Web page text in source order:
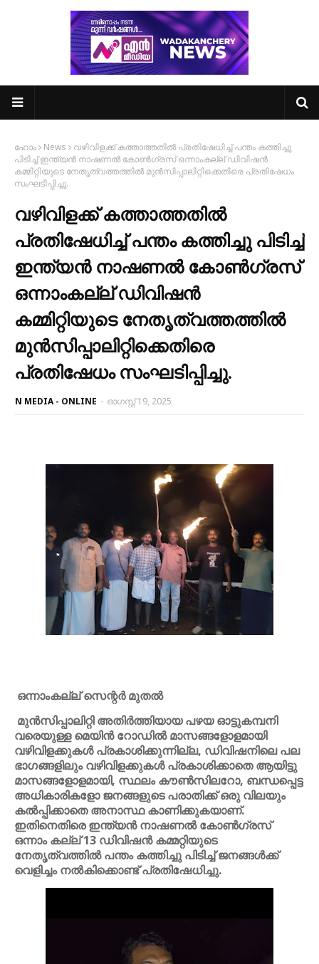
ഹോം News
വഴിവിളക്ക് കത്താത്തതിൽ പ്രതിഷേധിച്ച് പന്തം കത്തിച്ചു
പിടിച്ച് ഇന്ത്യൻ നാഷണൽ കോൺഗ്രസ് ഒന്നാംകല്ല് ഡിവിഷൻ
കമ്മിറ്റിയുടെ നേതൃത്വത്തത്തിൽ മുൻസിപ്പാലിറ്റിക്കെതിരെ പ്രതിഷേധം
സംഘടിപ്പിച്ചു.
വഴിവിളക്ക് കത്താത്തതിൽ
പ്രതിഷേധിച്ച് പന്തം കത്തിച്ചു പിടിച്ച്
ഇന്ത്യൻ നാഷണൽ കോൺഗ്രസ്
ഒന്നാംകല്ല് ഡിവിഷൻ
കമ്മിറ്റിയുടെ നേതൃത്വത്തത്തിൽ
മുൻസിപ്പാലിറ്റിക്കെതിരെ
പ്രതിഷേധം സംഘടിപ്പിച്ചു.
N MEDIA - ONLINE - ഓഗസ്റ്റ് 19, 2025
ഒന്നാംകല്ല് സെന്റർ മുതൽ
മുൻസിപ്പാലിറ്റി അതിർത്തിയായ പഴയ ഓട്ടുകമ്പനി
വരെയുള്ള മെയിൻ റോഡിൽ മാസങ്ങളോളമായി
വഴിവിളക്കുകൾ പ്രകാശിക്കുന്നില്ല, ഡിവിഷനിലെ പല
ഭാഗങ്ങളിലും വഴിവിളക്കുകൾ പ്രകാശിക്കാതെ ആയിട്ടു
മാസങ്ങളോളമായി, സ്ഥലം കൗൺസിലറോ, ബന്ധപ്പെട്ട
അധികാരികളോ ജനങ്ങളുടെ പരാതിക്ക് ഒരു വിലയും
കൽപ്പിക്കാതെ അനാസ്ഥ കാണിക്കുകയാണ്.
ഇതിനെതിരെ ഇന്ത്യൻ നാഷണൽ കോൺഗ്രസ്
ഒന്നാം കല്ല് 13 ഡിവിഷൻ കമ്മറ്റിയുടെ
നേതൃത്വത്തിൽ പന്തം കത്തിച്ചു പിടിച്ച് ജനങ്ങൾക്ക്
വെളിച്ചം നൽകിക്കൊണ്ട് പ്രതിഷേധിച്ചു.